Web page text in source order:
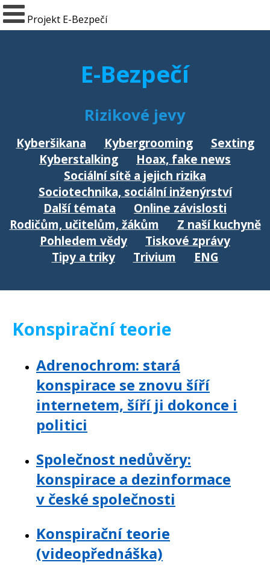
Projekt E-Bezpečí
E-Bezpečí
Rizikové jevy
Kyberšikana Kybergrooming
Sexting
Kyberstalking
Hoax, fake news
Sociální sítě a jejich rizika
Sociotechnika, sociální inženýrství
Další témata
Online závislosti
Rodičům, učitelům, žákům
Z naší kuchyně
Pohledem vědy
Tiskové zprávy
Tipy a triky
Trivium ENG
Konspirační teorie
Adrenochrom: stará
konspirace se znovu šíří
internetem, šíří ji dokonce i
politici
Společnost nedůvěry:
konspirace a dezinformace
v české společnosti
Konspirační teorie
(videopřednáška)